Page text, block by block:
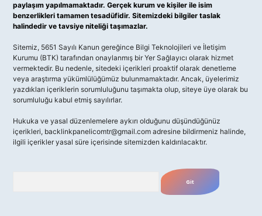
paylaşım yapılmamaktadır. Gerçek kurum ve kişiler ile isim
benzerlikleri tamamen tesadüfidir. Sitemizdeki bilgiler taslak
halindedir ve tavsiye niteliği taşımazlar.
Sitemiz, 5651 Sayılı Kanun gereğince Bilgi Teknolojileri ve İletişim
Kurumu (BTK) tarafından onaylanmış bir Yer Sağlayıcı olarak hizmet
vermektedir. Bu nedenle, sitedeki içerikleri proaktif olarak denetleme
veya araştırma yükümlülüğümüz bulunmamaktadır. Ancak, üyelerimiz
yazdıkları içeriklerin sorumluluğunu taşımakta olup, siteye üye olarak bu
sorumluluğu kabul etmiş sayılırlar.
Hukuka ve yasal düzenlemelere aykırı olduğunu düşündüğünüz
içerikleri, backlinkpanelicomtr@gmail.com adresine bildirmeniz halinde,
ilgili içerikler yasal süre içerisinde sitemizden kaldırılacaktır.